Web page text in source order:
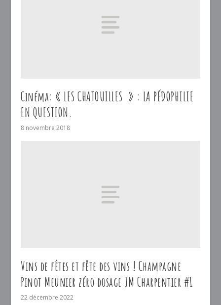
Cinéma: « LES CHATOUILLES » : LA PÉDOPHILIE
EN QUESTION.
8 novembre 2018
Vins de fêtes et fête des vins ! Champagne
Pinot Meunier zéro dosage JM Charpentier #1
22 décembre 2022